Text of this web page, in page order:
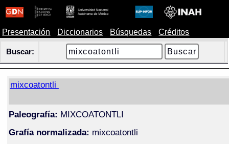
Presentación Diccionarios Búsquedas Créditos
Buscar:
mixcoatontli
Paleografía: MIXCOATONTLI
Grafía normalizada: mixcoatontli